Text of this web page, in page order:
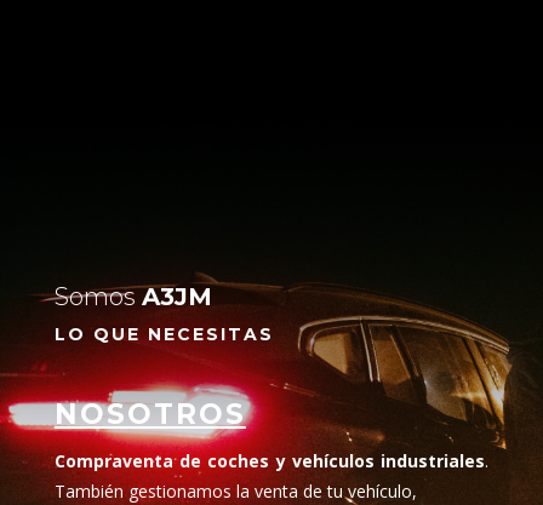
SomosA3JM
LO QUE NECESITAS
NOSOTROS
Compraventa de coches y vehículos industriales.
También gestionamos la venta de tu vehículo,